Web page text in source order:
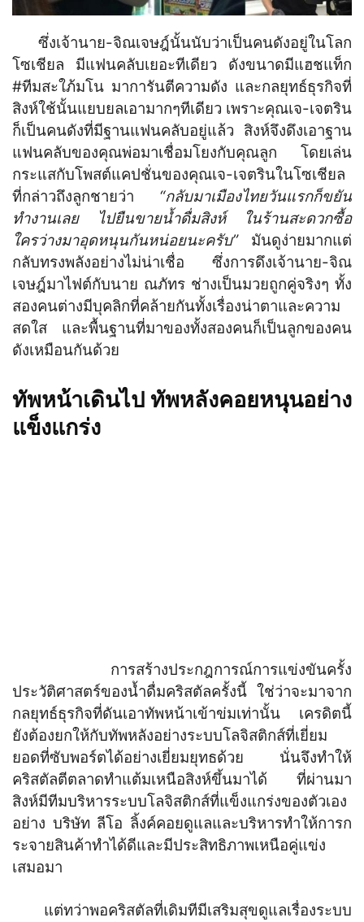
ซึ่งเจ้านาย-จิณเจษฎ์นั้นนับว่าเป็นคนดังอยู่ในโลก
โซเชียล มีแฟนคลับเยอะทีเดียว ดังขนาดมีแฮชแท็ก
#ทีมสะใภ้มโน มาการันตีความดัง และกลยุทธ์ธุรกิจที่
สิงห์ใช้นั้นแยบยลเอามากๆทีเดียว เพราะคุณเจ-เจตริน
ก็เป็นคนดังที่มีฐานแฟนคลับอยู่แล้ว สิงห์จึงดึงเอาฐาน
แฟนคลับของคุณพ่อมาเชื่อมโยงกับคุณลูก โดยเล่น
กระแสกับโพสต์แคปชั่นของคุณเจ-เจตรินในโซเชียล
ที่กล่าวถึงลูกชายว่า “กลับมาเมืองไทยวันแรกก็ขยัน
ทำงานเลย ไปยืนขายน้ำดื่มสิงห์ ในร้านสะดวกซื้อ
ใครว่างมาอุดหนุนกันหน่อยนะครับ”มันดูง่ายมากแต่
กลับทรงพลังอย่างไม่น่าเชื่อ ซึ่งการดึงเจ้านาย-จิณ
เจษฎ์มาไฟต์กับนาย ณภัทร ช่างเป็นมวยถูกคู่จริงๆ ทั้ง
สองคนต่างมีบุคลิกที่คล้ายกันทั้งเรื่องน่าตาและความ
สดใส และพื้นฐานที่มาของทั้งสองคนก็เป็นลูกของคน
ดังเหมือนกันด้วย
ทัพหน้าเดินไป ทัพหลังคอยหนุนอย่าง
แข็งแกร่ง
การสร้างประกฎการณ์การแข่งขันครั้ง
ประวัติศาสตร์ของน้ำดื่มคริสตัลครั้งนี้ ใช่ว่าจะมาจาก
กลยุทธ์ธุรกิจที่ดันเอาทัพหน้าเข้าข่มเท่านั้น เครดิตนี้
ยังต้องยกให้กับทัพหลังอย่างระบบโลจิสติกส์ที่เยี่ยม
ยอดที่ซับพอร์ตได้อย่างเยี่ยมยุทธด้วย นั่นจึงทำให้
คริสตัลตีตลาดทำแต้มเหนือสิงห์ขึ้นมาได้ ที่ผ่านมา
สิงห์มีทีมบริหารระบบโลจิสติกส์ที่แข็งแกร่งของตัวเอง
อย่าง บริษัท ลีโอ ลิ้งค์คอยดูแลและบริหารทำให้การก
ระจายสินค้าทำได้ดีและมีประสิทธิภาพเหนือคู่แข่ง
เสมอมา
แต่ทว่าพอคริสตัลที่เดิมทีมีเสริมสุขดูแลเรื่องระบบ